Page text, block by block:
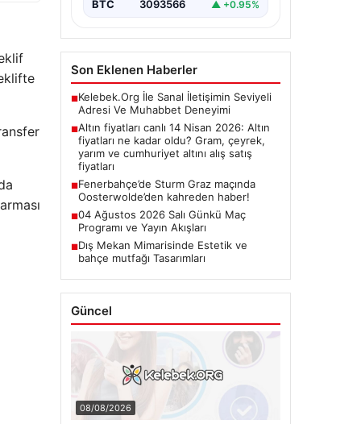
BTC 3093566 ▲ +0.95%
Son Eklenen Haberler
■Kelebek.Org İle Sanal İletişimin Seviyeli
Adresi Ve Muhabbet Deneyimi
■Altın fiyatları canlı 14 Nisan 2026: Altın
fiyatları ne kadar oldu? Gram, çeyrek,
yarım ve cumhuriyet altını alış satış
fiyatları
■Fenerbahçe’de Sturm Graz maçında
Oosterwolde’den kahreden haber!
■04 Ağustos 2026 Salı Günkü Maç
Programı ve Yayın Akışları
■Dış Mekan Mimarisinde Estetik ve
bahçe mutfağı Tasarımları
Güncel
08/08/2026